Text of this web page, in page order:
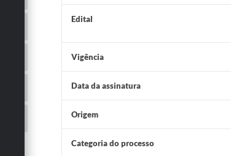
Edital
Vigência
Data da assinatura
Origem
Categoria do processo